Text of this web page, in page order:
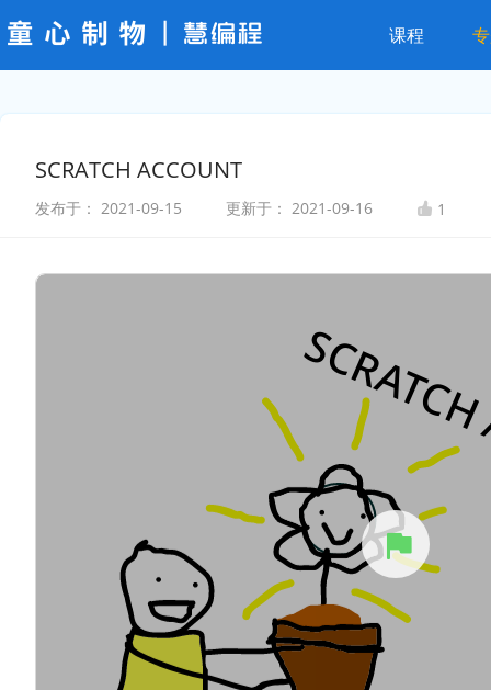
课程
SCRATCH ACCOUNT
发布于： 2021-09-15 更新于： 2021-09-16 1